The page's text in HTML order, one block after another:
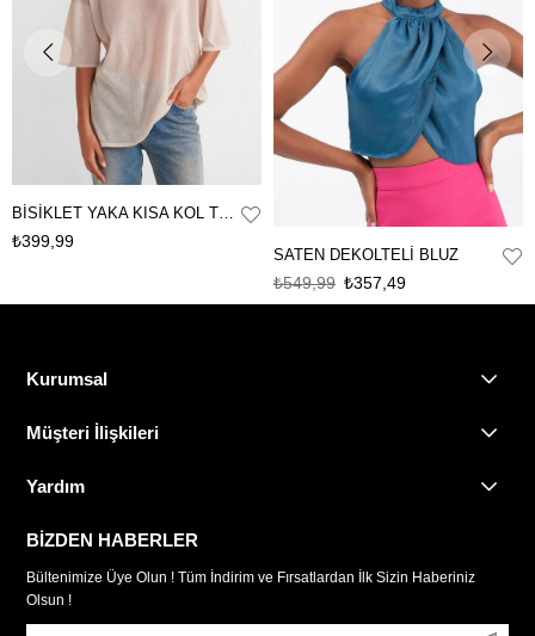
BİSİKLET YAKA KISA KOL TRANSPARAN BLUZ
₺399,99
SATEN DEKOLTELİ BLUZ
₺357,49
₺549,99
Kurumsal
Müşteri İlişkileri
Yardım
BİZDEN HABERLER
Bültenimize Üye Olun ! Tüm İndirim ve Fırsatlardan İlk Sizin Haberiniz
Olsun !